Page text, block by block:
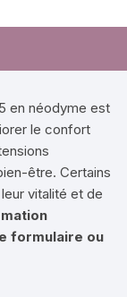
en néodyme est
le confort
être. Certains
vitalité et de
formulaire ou